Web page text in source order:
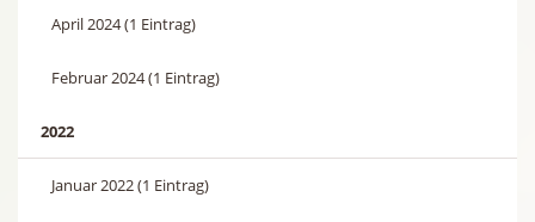
April 2024 (1 Eintrag)
Februar 2024 (1 Eintrag)
2022
Januar 2022 (1 Eintrag)